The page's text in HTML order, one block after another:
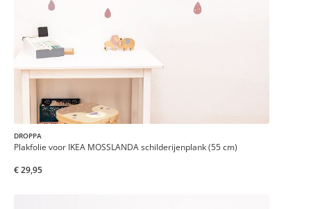
DROPPA
Plakfolie voor IKEA MOSSLANDA schilderijenplank (55 cm)
€ 29,95